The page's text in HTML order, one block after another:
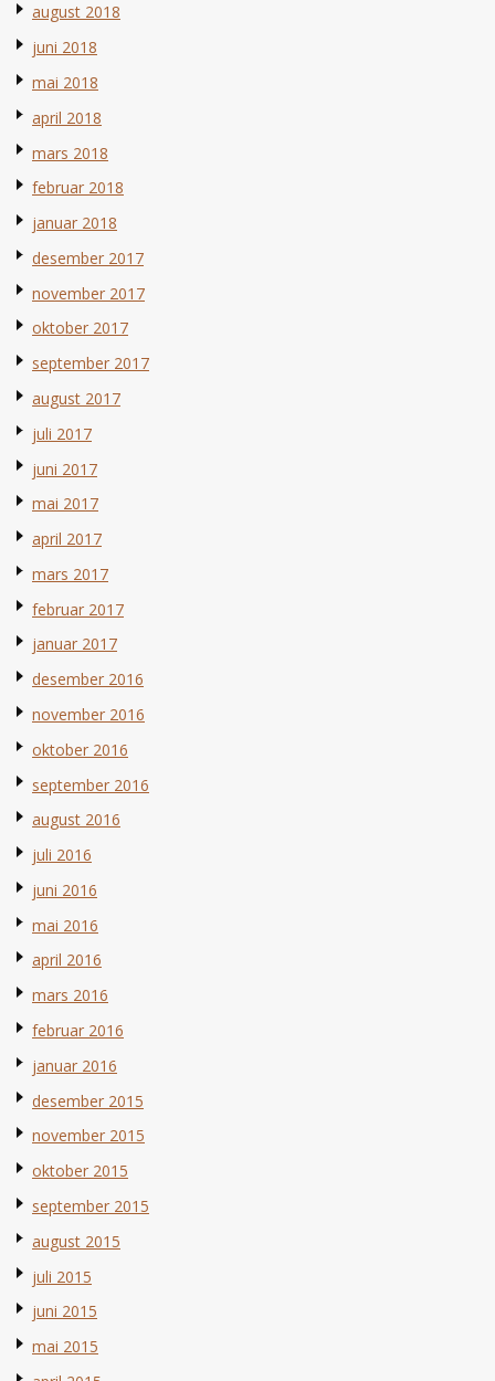
august 2018
juni 2018
mai 2018
april 2018
mars 2018
februar 2018
januar 2018
desember 2017
november 2017
oktober 2017
september 2017
august 2017
juli 2017
juni 2017
mai 2017
april 2017
mars 2017
februar 2017
januar 2017
desember 2016
november 2016
oktober 2016
september 2016
august 2016
juli 2016
juni 2016
mai 2016
april 2016
mars 2016
februar 2016
januar 2016
desember 2015
november 2015
oktober 2015
september 2015
august 2015
juli 2015
juni 2015
mai 2015